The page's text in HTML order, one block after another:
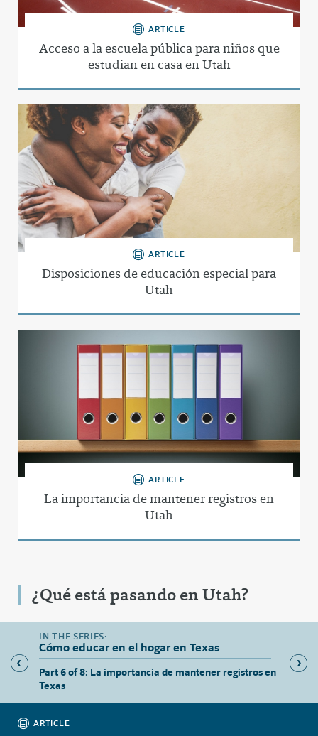
ARTICLE
Acceso a la escuela pública para niños que
estudian en casa en Utah
ARTICLE
Disposiciones de educación especial para
Utah
ARTICLE
La importancia de mantener registros en
Utah
¿Qué está pasando en Utah?
Cómo educar en el hogar en Texas
Part 6 of 8: La importancia de mantener registros en
Texas
Part
ARTICLE